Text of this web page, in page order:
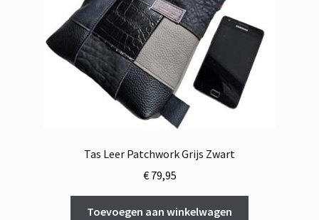
Tas Leer Patchwork Grijs Zwart
€79,95
Toevoegen aan winkelwagen